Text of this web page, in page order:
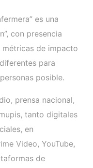
es una
con presencia
de impacto
para
posible.
prensa nacional,
tanto digitales
en
Video, YouTube,
de